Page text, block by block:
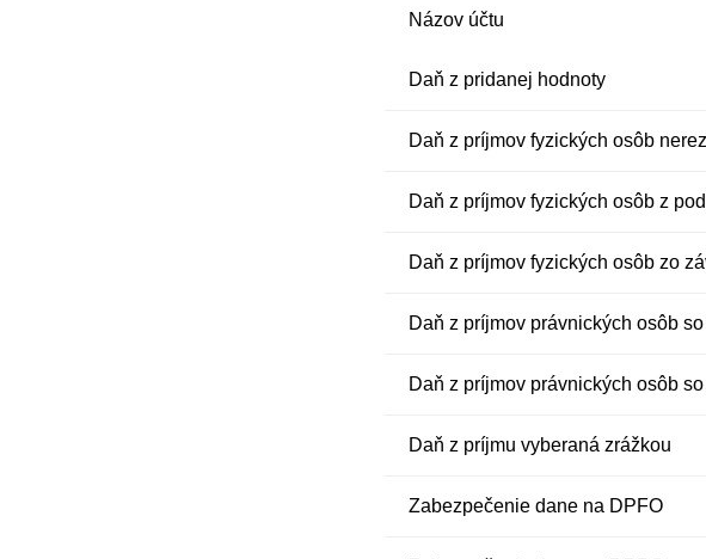
Názov účtu
Daň z pridanej hodnoty
Daň z príjmov fyzických osôb
Daň z príjmov fyzických osôb z
Daň z príjmov fyzických osôb zo
Daň z príjmov právnických osôb
Daň z príjmov právnických osôb
Daň z príjmu vyberaná zrážkou
Zabezpečenie dane na DPFO